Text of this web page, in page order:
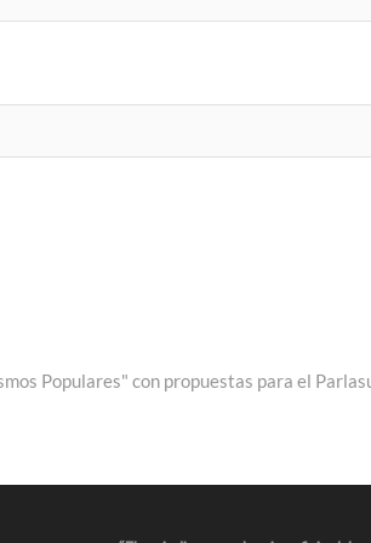
Populares" con propuestas para el